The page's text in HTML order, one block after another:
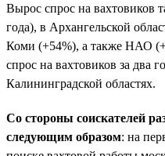
Вырос спрос на вахтовиков
года), в Архангельской
Коми (+54%), а также НАО
спрос на вахтовиков за два
Калининградской областях.
Со стороны соискателей
следующим образом: на